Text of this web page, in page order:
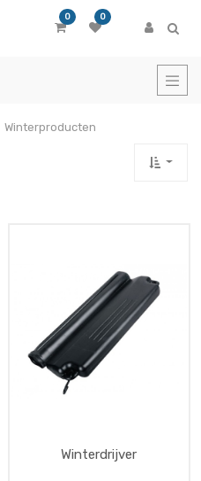
0 0
Winterproducten
Winterdrijver